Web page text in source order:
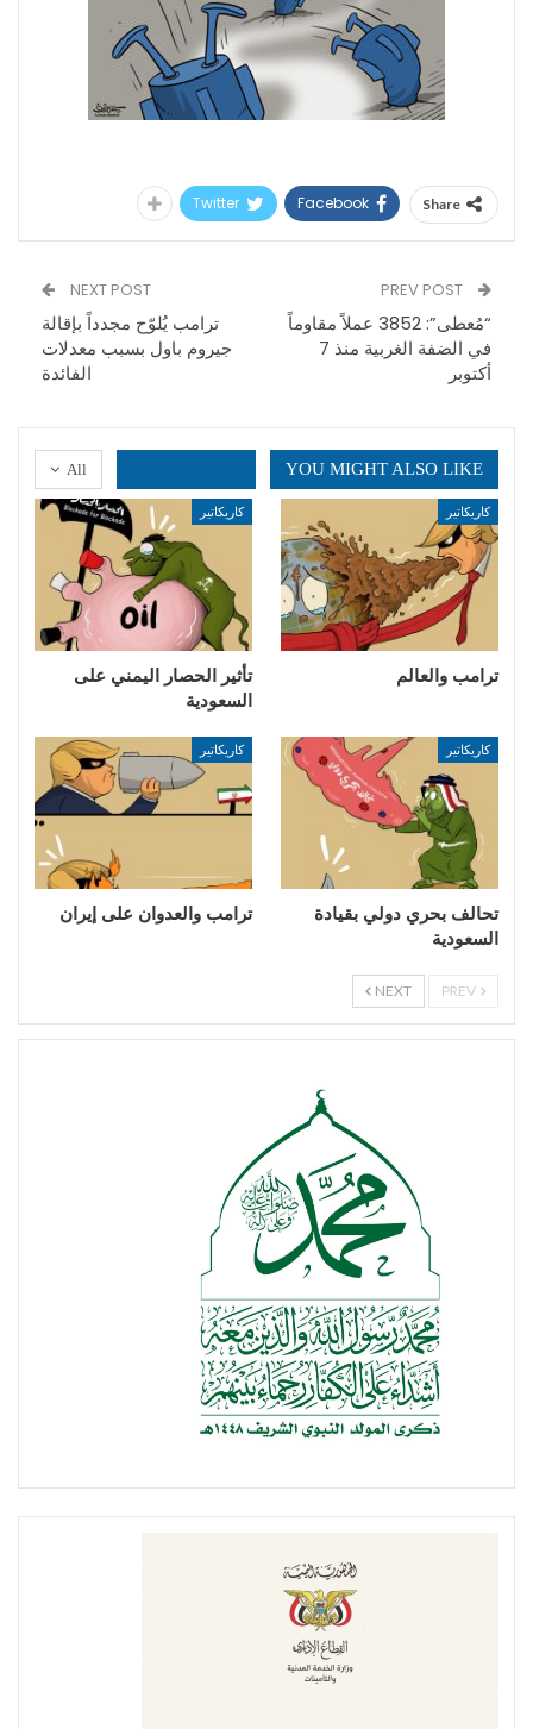
Share
Facebook
Twitter
“مُعطى”: 3852 عملاً مقاوماً
في الضفة الغربية منذ 7
أكتوبر
NEXT POST
ترامب يُلوّح مجدداً بإقالة
جيروم باول بسبب معدلات
الفائدة
All YOU MIGHT ALSO LIKE
كاريكاتير
ترامب والعالم
كاريكاتير
تأثير الحصار اليمني على
السعودية
كاريكاتير
تحالف بحري دولي بقيادة
السعودية
كاريكاتير
ترامب والعدوان على إيران
NEXT